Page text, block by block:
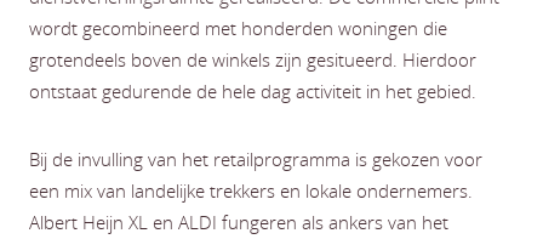
wordt gecombineerd met honderden woningen die
grotendeels boven de winkels zijn gesitueerd. Hierdoor
ontstaat gedurende de hele dag activiteit in het gebied.
Bij de invulling van het retailprogramma is gekozen voor
een mix van landelijke trekkers en lokale ondernemers.
Albert Heijn XL en ALDI fungeren als ankers van het